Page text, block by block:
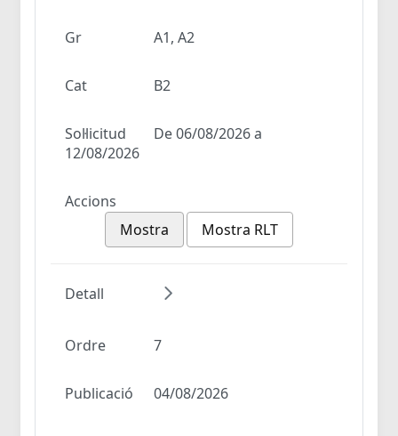
Gr A1, A2
Cat B2
Sol·licitud
De 06/08/2026 a
12/08/2026
Accions
Mostra
Mostra RLT
Detall
Ordre 7
Publicació 04/08/2026